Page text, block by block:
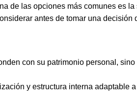
de las opciones más comunes es
antes de tomar una decisión
con su patrimonio personal, sino
y estructura interna adaptable